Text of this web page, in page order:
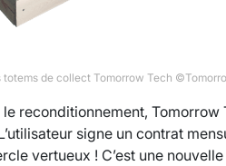
de collect Tomorrow Tech
reconditionnement,
signe un contrat
vertueux ! C’est une